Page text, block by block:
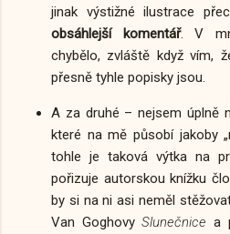
jinak výstižné ilustrace
obsáhlejší komentář. V
chybělo, zvláště když vím,
přesně tyhle popisky jsou.
A za druhé – nejsem úplně
které na mě působí jakoby
tohle je taková výtka na
pořizuje autorskou knížku
by si na ni asi neměl
Van GoghovySlunečnice a